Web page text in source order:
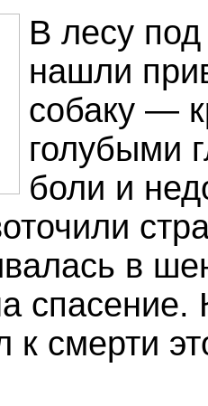
В лесу
нашли
собаку —
голубыми
боли и
в
спасение.
к смерти